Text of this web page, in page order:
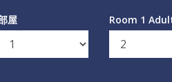
屋 Room 1